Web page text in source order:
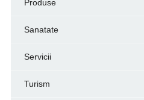
Produse
Sanatate
Servicii
Turism